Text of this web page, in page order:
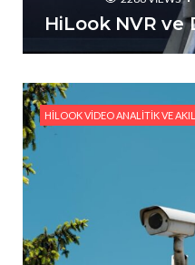
HILOOK VIDEO ANALITIK VE